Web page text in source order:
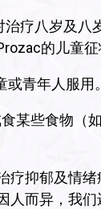
疗八岁及
的儿童
青年人服用。
某些食物（
抑郁及情
而异，我